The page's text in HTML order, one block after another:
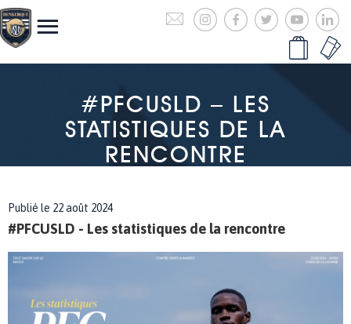
#PFCUSLD – LES
STATISTIQUES DE LA
RENCONTRE
Publié le 22 août 2024
#PFCUSLD - Les statistiques de la rencontre